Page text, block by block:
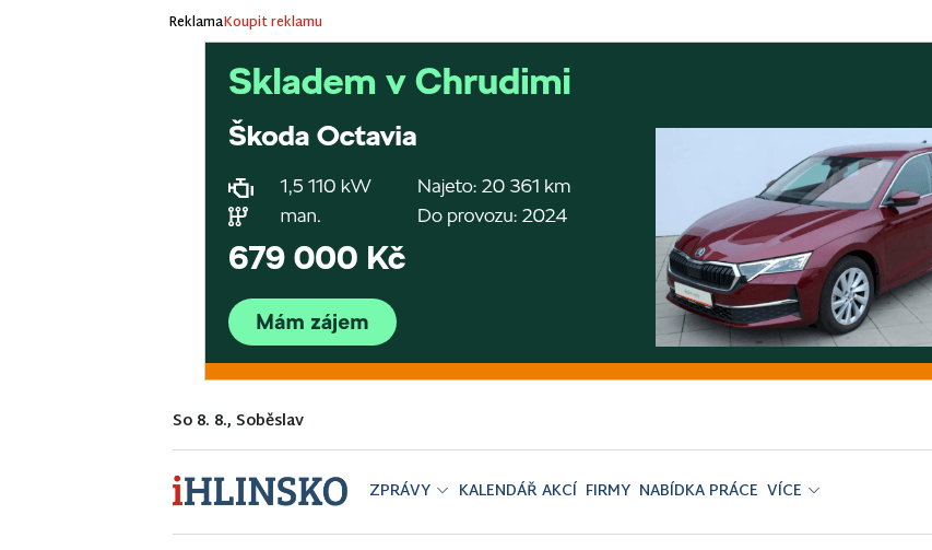
ReklamaKoupit reklamu
So 8. 8., Soběslav
ZPRÁVY KALENDÁŘ AKCÍ FIRMY NABÍDKA PRÁCE VÍCE